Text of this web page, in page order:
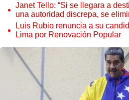
Janet Tello: “Si se llegara a
una autoridad discrepa, se
judicial”
Luis Rubio renuncia a su
Lima por Renovación Popular